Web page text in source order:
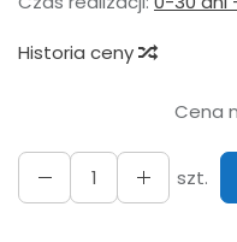
Historia ceny
Cena
szt.